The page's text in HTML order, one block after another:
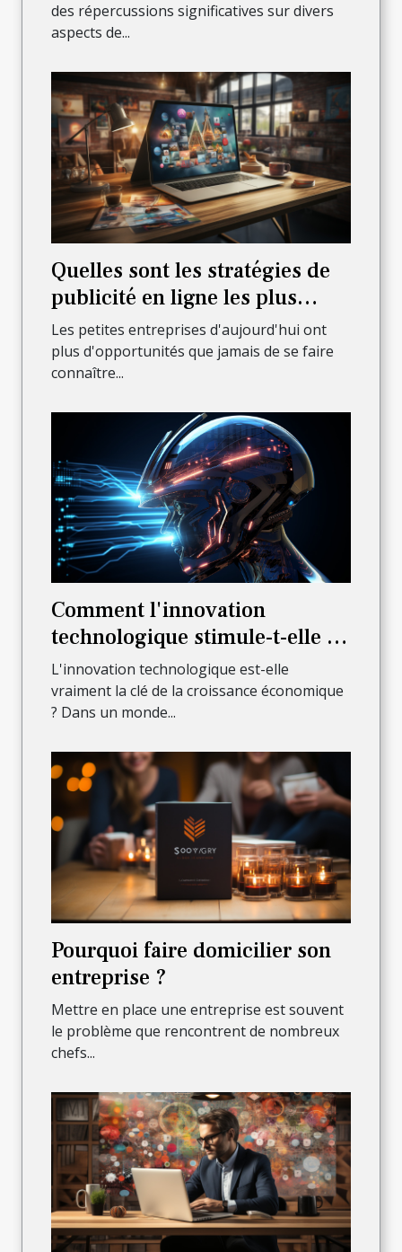
des répercussions significatives sur divers
aspects de...
Quelles sont les stratégies de
publicité en ligne les plus
efficaces pour les petites
entreprises ?
Les petites entreprises d'aujourd'hui ont
plus d'opportunités que jamais de se faire
connaître...
Comment l'innovation
technologique stimule-t-elle la
croissance économique?
L'innovation technologique est-elle
vraiment la clé de la croissance économique
? Dans un monde...
Pourquoi faire domicilier son
entreprise ?
Mettre en place une entreprise est souvent
le problème que rencontrent de nombreux
chefs...